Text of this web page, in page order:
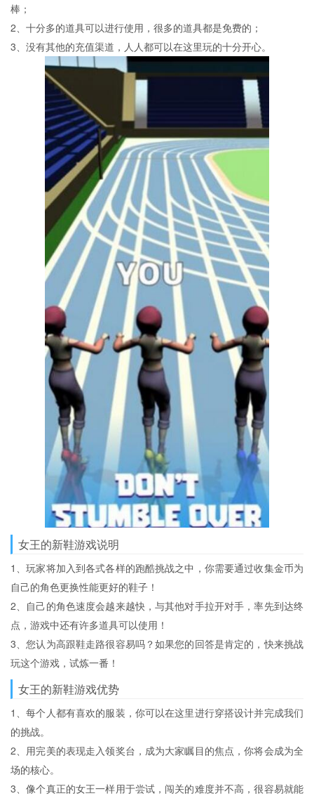
棒；
2、十分多的道具可以进行使用，很多的道具都是免费的；
3、没有其他的充值渠道，人人都可以在这里玩的十分开心。
女王的新鞋游戏说明
1、玩家将加入到各式各样的跑酷挑战之中，你需要通过收集金币为
自己的角色更换性能更好的鞋子！
2、自己的角色速度会越来越快，与其他对手拉开对手，率先到达终
点，游戏中还有许多道具可以使用！
3、您认为高跟鞋走路很容易吗？如果您的回答是肯定的，快来挑战
玩这个游戏，试炼一番！
女王的新鞋游戏优势
1、每个人都有喜欢的服装，你可以在这里进行穿搭设计并完成我们
的挑战。
2、用完美的表现走入领奖台，成为大家瞩目的焦点，你将会成为全
场的核心。
3、像个真正的女王一样用于尝试，闯关的难度并不高，很容易就能